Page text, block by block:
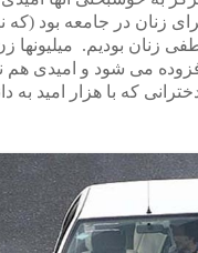
زنان در جامعه بود
زنان بودیم. میلیونها
می شود و امیدی هم
که با هزار امید به